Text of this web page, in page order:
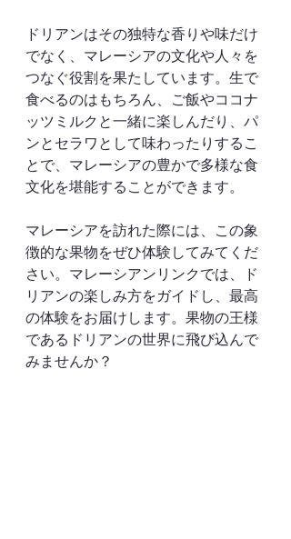
ドリアンはその独特な香りや味だけ
でなく、マレーシアの文化や人々を
つなぐ役割を果たしています。生で
食べるのはもちろん、ご飯やココナ
ッツミルクと一緒に楽しんだり、パ
ンとセラワとして味わったりするこ
とで、マレーシアの豊かで多様な食
文化を堪能することができます。
マレーシアを訪れた際には、この象
徴的な果物をぜひ体験してみてくだ
さい。マレーシアンリンクでは、ド
リアンの楽しみ方をガイドし、最高
の体験をお届けします。果物の王様
であるドリアンの世界に飛び込んで
みませんか？